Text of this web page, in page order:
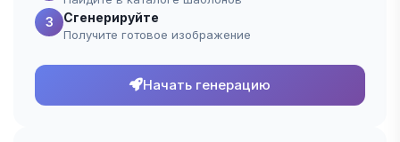
3 Сгенерируйте
Получите готовое изображение
Начать генерацию